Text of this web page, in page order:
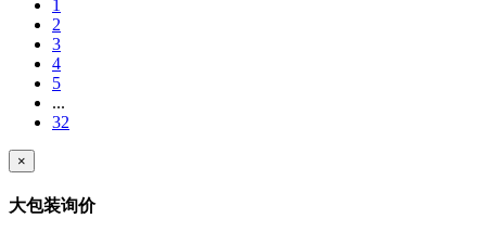
1
2
3
4
5
...
32
×
大包装询价